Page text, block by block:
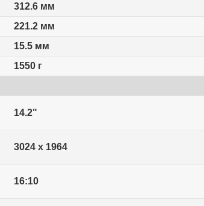
312.6 мм
221.2 мм
15.5 мм
1550 г
14.2"
3024 x 1964
16:10